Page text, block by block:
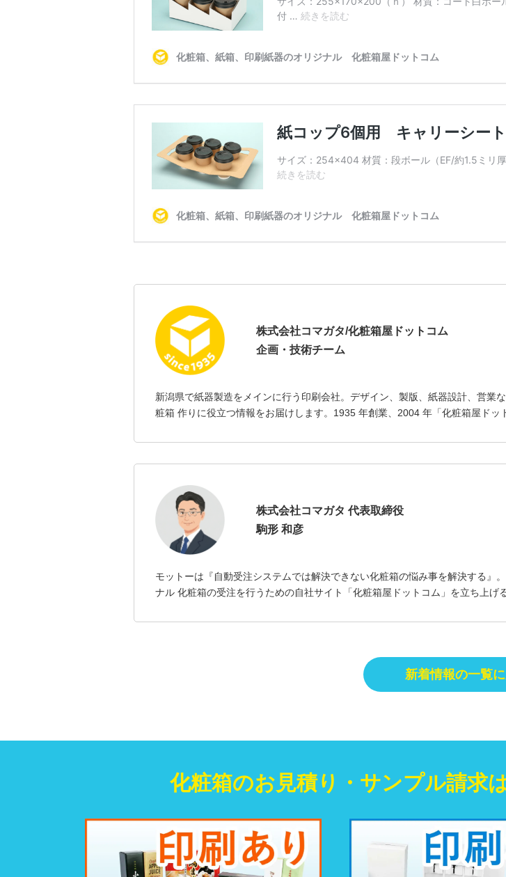
株式会社コマガタ/化粧箱屋ドットコム
企画・技術チーム
新潟県で紙器製造をメインに行う印刷会社。デザイン、製版、紙器設計、営業
粧箱 作りに役立つ情報をお届けします。1935 年創業、2004 年「化粧箱屋ドッ
株式会社コマガタ 代表取締役
駒形 和彦
モットーは『自動受注システムでは解決できない化粧箱の悩み事を解決する』
ナル 化粧箱の受注を行うための自社サイト「化粧箱屋ドットコム」を立ち上げる
新着情報の一覧
化粧箱のお見積り・ サンプル請求